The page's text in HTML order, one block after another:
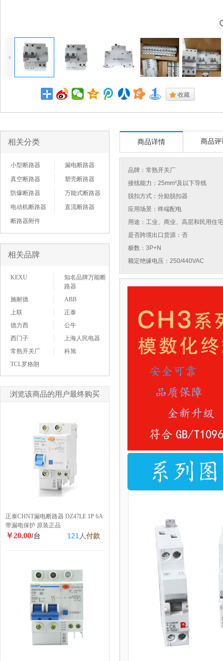
4
. 收藏
相关分类
小型断路器
漏电断路器
真空断路器
塑壳断路器
防爆断路器
万能式断路器
电动机断路器
直流断路器
断路器附件
相关品牌
KEXU
知名品牌万能断
路器
施耐德
ABB
上联
正泰
德力西
公牛
西门子
上海人民电器
常熟开关厂
科旭
TCL罗格朗
浏览该商品的用户最终购买
正泰CHNT漏电断路器 DZ47LE 1P 6A
带漏电保护 原装正品
￥20.00/台 121 人付款
商品详情 商品评
品牌： 常熟开关厂
接线能力：25mm²及以下导线
脱扣方式：分励脱扣器
应用场景：终端配电
用途：工业、商业、高层和民用住
是否跨境出口货源：否
极数：3P+N
额定绝缘电压：250/440VAC